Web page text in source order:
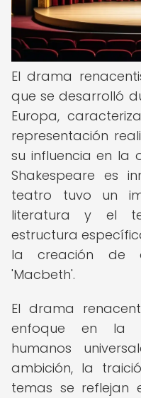
El drama
que se desarrolló
Europa,
representación
su influencia en la
Shakespeare es
teatro tuvo un
literatura y el
estructura
la creación de
'Macbeth'.
El drama
enfoque en la
humanos
ambición, la
temas se reflejan